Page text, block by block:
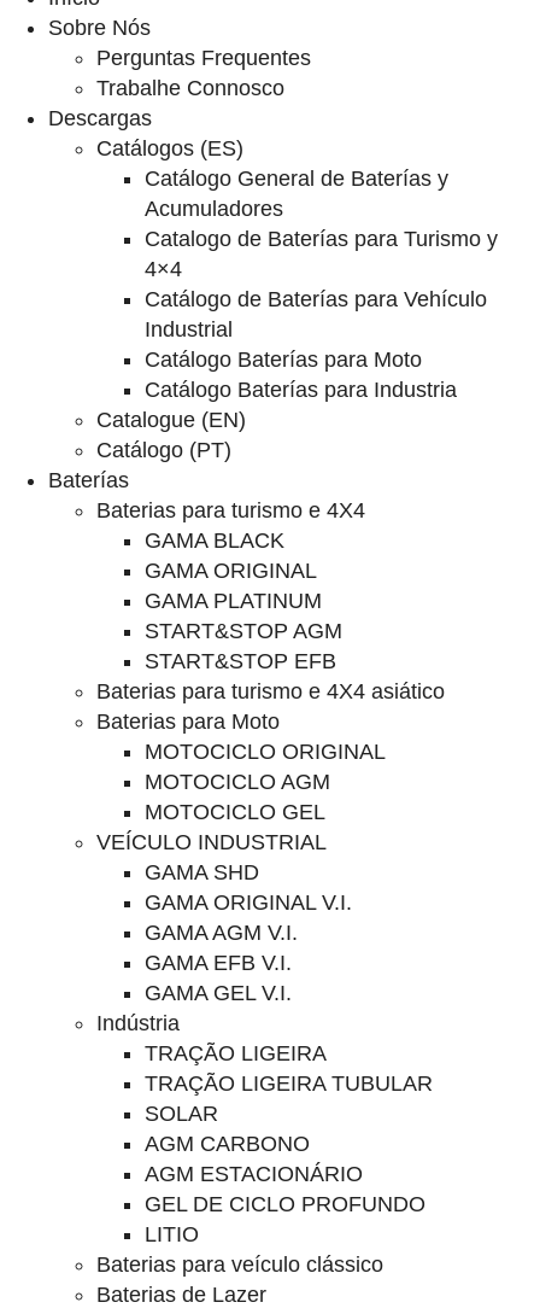
Sobre Nós
Perguntas Frequentes
Trabalhe Connosco
Descargas
Catálogos (ES)
Catálogo General de Baterías y
Acumuladores
Catalogo de Baterías para Turismo y
4×4
Catálogo de Baterías para Vehículo
Industrial
Catálogo Baterías para Moto
Catálogo Baterías para Industria
Catalogue (EN)
Catálogo (PT)
Baterías
Baterias para turismo e 4X4
GAMA BLACK
GAMA ORIGINAL
GAMA PLATINUM
START&STOP AGM
START&STOP EFB
Baterias para turismo e 4X4 asiático
Baterias para Moto
MOTOCICLO ORIGINAL
MOTOCICLO AGM
MOTOCICLO GEL
VEÍCULO INDUSTRIAL
GAMA SHD
GAMA ORIGINAL V.I.
GAMA AGM V.I.
GAMA EFB V.I.
GAMA GEL V.I.
Indústria
TRAÇÃO LIGEIRA
TRAÇÃO LIGEIRA TUBULAR
SOLAR
AGM CARBONO
AGM ESTACIONÁRIO
GEL DE CICLO PROFUNDO
LITIO
Baterias para veículo clássico
Baterias de Lazer